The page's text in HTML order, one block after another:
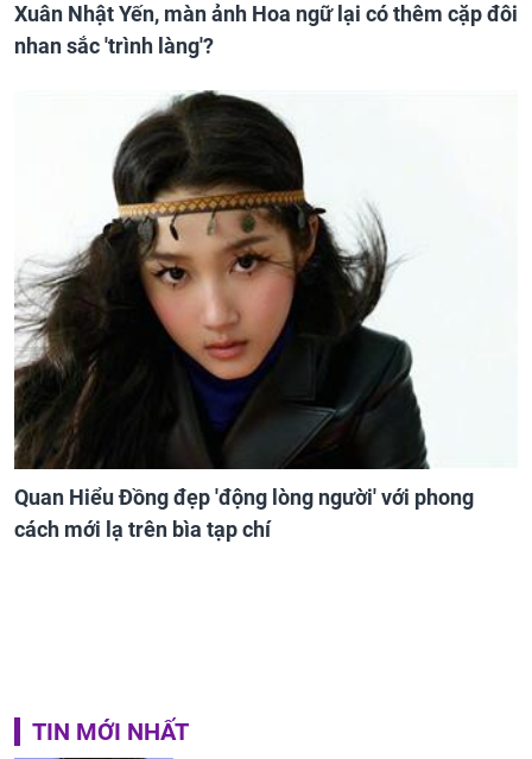
Xuân Nhật Yến, màn ảnh Hoa ngữ lại có thêm cặp đôi
nhan sắc 'trình làng'?
Quan Hiểu Đồng đẹp 'động lòng người' với phong
cách mới lạ trên bìa tạp chí
TIN MỚI NHẤT